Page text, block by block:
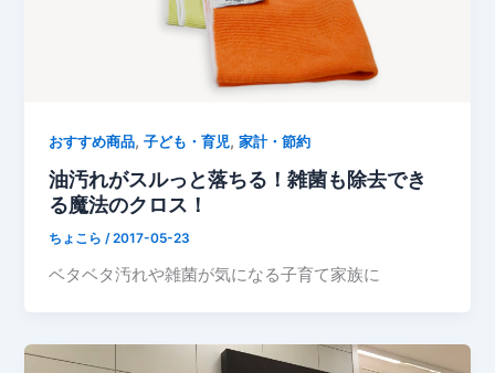
おすすめ商品,子ども・育児,家計・節約
油汚れがスルっと落ちる！雑菌も除去でき
る魔法のクロス！
ちょこら/2017-05-23
ベタベタ汚れや雑菌が気になる子育て家族に